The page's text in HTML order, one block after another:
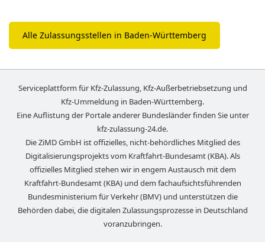
Alle Zulassungsstellen in Baden-Württemberg
Serviceplattform für Kfz-Zulassung, Kfz-Außerbetriebsetzung und
Kfz-Ummeldung in Baden-Württemberg.
Eine Auflistung der Portale anderer Bundesländer finden Sie unter
kfz-zulassung-24.de.
Die ZiMD GmbH ist offizielles, nicht-behördliches Mitglied des
Digitalisierungsprojekts vom Kraftfahrt-Bundesamt (KBA). Als
offizielles Mitglied stehen wir in engem Austausch mit dem
Kraftfahrt-Bundesamt (KBA) und dem fachaufsichtsführenden
Bundesministerium für Verkehr (BMV) und unterstützen die
Behörden dabei, die digitalen Zulassungsprozesse in Deutschland
voranzubringen.